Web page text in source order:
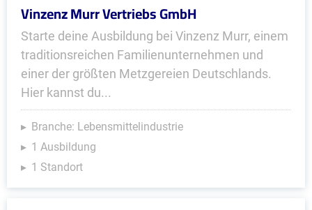
Vinzenz Murr Vertriebs GmbH
Starte deine Ausbildung bei Vinzenz Murr, einem
traditionsreichen Familienunternehmen und
einer der größten Metzgereien Deutschlands.
Hier kannst du...
Branche: Lebensmittelindustrie
1 Ausbildung
1 Standort